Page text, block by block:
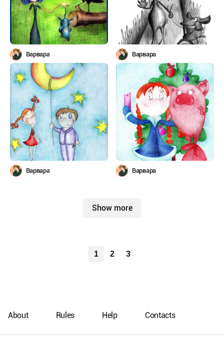
Варвара Варвара
Варвара Варвара
Show more
1 2 3
About Rules Help Contacts